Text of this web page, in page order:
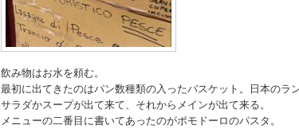
飲み物はお水を頼む。
最初に出てきたのはパン数種類の入ったバスケット。日本のラ
サラダかスープが出て来て、それからメインが出て来る。
メニューの二番目に書いてあったのがポモドーロのパスタ。